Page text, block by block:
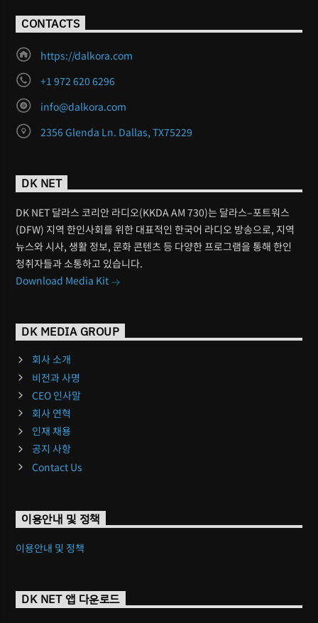
CONTACTS
https://dalkora.com
+1 972 620 6296
info@dalkora.com
2356 Glenda Ln. Dallas, TX75229
DK NET
DK NET 달라스 코리안 라디오(KKDA AM 730)는 달라스–포트워스
(DFW) 지역 한인사회를 위한 대표적인 한국어 라디오 방송으로, 지역
뉴스와 시사, 생활 정보, 문화 콘텐츠 등 다양한 프로그램을 통해 한인
청취자들과 소통하고 있습니다.
Download Media Kit
DK MEDIA GROUP
회사 소개
비전과 사명
CEO 인사말
회사 연혁
인재 채용
공지 사항
Contact Us
이용안내 및 정책
이용안내 및 정책
DK NET 앱 다운로드